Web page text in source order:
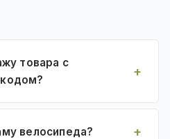
товара с
велосипеда?